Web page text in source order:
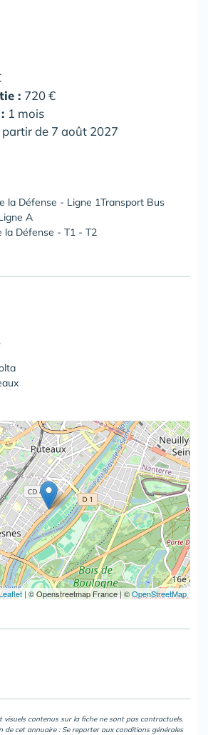
: 720 €
1 mois
partir de 7 août 2027
la Défense - Ligne 1Transport Bus
A
la Défense - T1 - T2
| © Openstreetmap France | ©OpenStreetMap
visuels contenus sur la fiche ne sont pas contractuels.
de cet annuaire : Se reporter aux conditions générales